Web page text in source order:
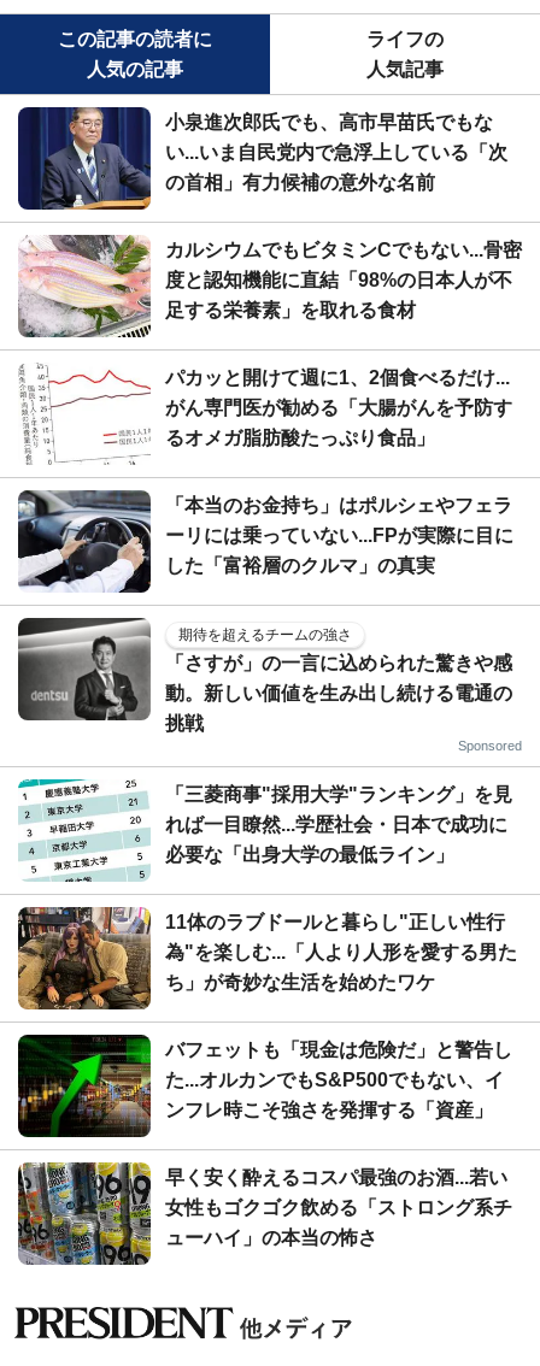
この記事の読者に
人気の記事
ライフの
人気記事
小泉進次郎氏でも、高市早苗氏でもな
い...いま自民党内で急浮上している「次
の首相」有力候補の意外な名前
カルシウムでもビタミンCでもない...骨密
度と認知機能に直結「98%の日本人が不
足する栄養素」を取れる食材
パカッと開けて週に1、2個食べるだけ...
がん専門医が勧める「大腸がんを予防す
るオメガ脂肪酸たっぷり食品」
「本当のお金持ち」はポルシェやフェラ
ーリには乗っていない...FPが実際に目に
した「富裕層のクルマ」の真実
期待を超えるチームの強さ
「さすが」の一言に込められた驚きや感
動。新しい価値を生み出し続ける電通の
挑戦
Sponsored
「三菱商事"採用大学"ランキング」を見
れば一目瞭然...学歴社会・日本で成功に
必要な「出身大学の最低ライン」
11体のラブドールと暮らし"正しい性行
為"を楽しむ...「人より人形を愛する男た
ち」が奇妙な生活を始めたワケ
バフェットも「現金は危険だ」と警告し
た...オルカンでもS&P500でもない、イ
ンフレ時こそ強さを発揮する「資産」
早く安く酔えるコスパ最強のお酒...若い
女性もゴクゴク飲める「ストロング系チ
ューハイ」の本当の怖さ